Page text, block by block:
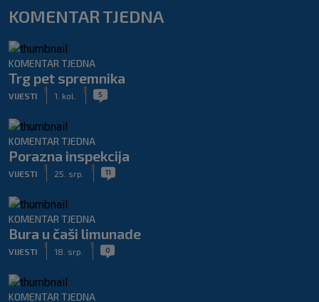
KOMENTAR TJEDNA
KOMENTAR TJEDNA
Trg pet spremnika
VIJESTI 1. kol. 5
KOMENTAR TJEDNA
Porazna inspekcija
VIJESTI 25. srp. 11
KOMENTAR TJEDNA
Bura u čaši limunade
VIJESTI 18. srp. 0
KOMENTAR TJEDNA